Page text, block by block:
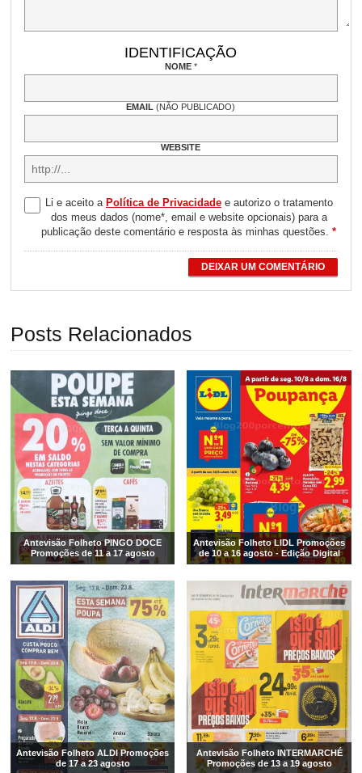
IDENTIFICAÇÃO
NOME *
EMAIL(NÃO PUBLICADO)
WEBSITE
Li e aceito a Política de Privacidadee autorizo o tratamento
dos meus dados (nome*, email e website opcionais) para a
publicação deste comentário e resposta às minhas questões.*
DEIXAR UM COMENTÁRIO
Posts Relacionados
Antevisão Folheto PINGO DOCE
Promoções de 11 a 17 agosto
Antevisão Folheto LIDL Promoções
de 10 a 16 agosto - Edição Digital
Antevisão Folheto ALDI Promoções
de 17 a 23 agosto
Antevisão Folheto INTERMARCHÉ
Promoções de 13 a 19 agosto